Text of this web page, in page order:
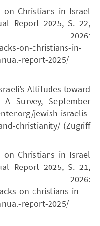
on Christians in Israel
Report 2025, S. 22,
2026:
on-christians-in-
report-2025/
Attitudes toward
Survey, September
jewish-israelis-
christianity/ (Zugriff
on Christians in Israel
Report 2025, S. 21,
2026:
on-christians-in-
report-2025/